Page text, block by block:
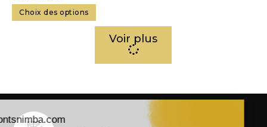
Choix des options
Voir plus